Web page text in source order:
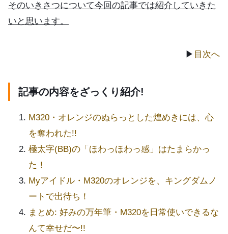
そのいきさつについて今回の記事では紹介していきた
いと思います。
▶ 目次へ
記事の内容をざっくり紹介!
M320・オレンジのぬらっとした煌めきには、心
を奪われた!!
極太字(BB)の「ほわっほわっ感」はたまらかっ
た！
Myアイドル・M320のオレンジを、キングダムノ
ートで出待ち！
まとめ: 好みの万年筆・M320を日常使いできるな
んて幸せだ〜!!